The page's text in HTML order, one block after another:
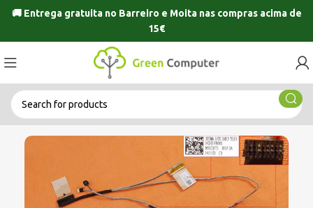
🚚 Entrega gratuita no Barreiro e Moitanas compras acima de
15€